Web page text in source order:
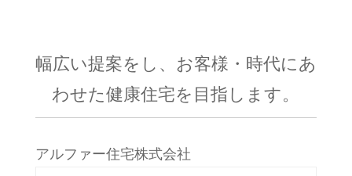
幅広い提案をし、お客様・時代にあ
わせた健康住宅を目指します。
アルファー住宅株式会社